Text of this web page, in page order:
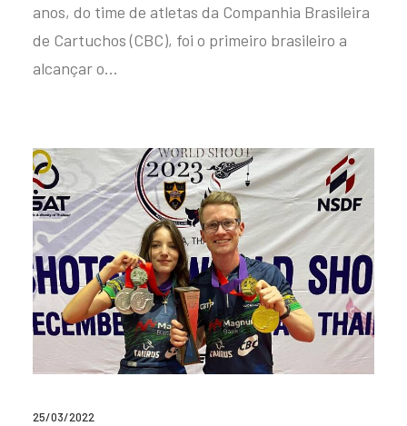
anos, do time de atletas da Companhia Brasileira
de Cartuchos (CBC), foi o primeiro brasileiro a
alcançar o…
25/03/2022